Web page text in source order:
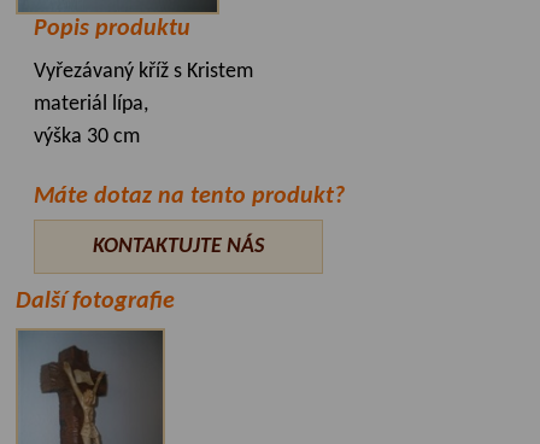
Popis produktu
Vyřezávaný kříž s Kristem
materiál lípa,
výška 30 cm
Máte dotaz na tento produkt?
KONTAKTUJTE NÁS
Další fotografie